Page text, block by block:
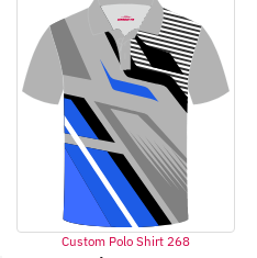
Custom Polo Shirt 268